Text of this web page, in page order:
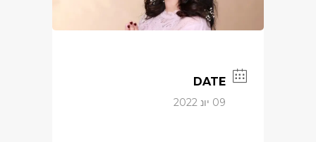
DATE
09 יונ 2022